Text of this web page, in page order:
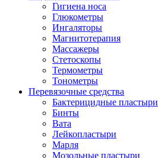
Гигиена носа
Глюкометры
Ингаляторы
Магнитотерапия
Массажеры
Стетоскопы
Термометры
Тонометры
Перевязочные средства
Бактерицидные пластыри
Бинты
Вата
Лейкопластыри
Марля
Мозольные пластыри